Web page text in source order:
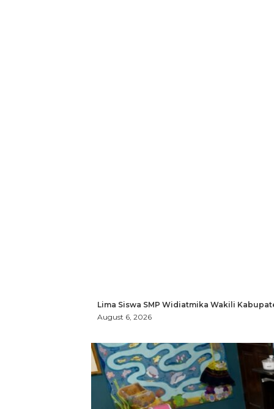
Lima Siswa SMP Widiatmika Wakili
August 6, 2026